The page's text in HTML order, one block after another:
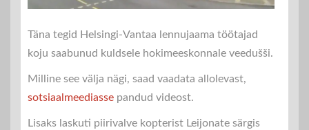
Täna tegid Helsingi-Vantaa lennujaama töötajad
koju saabunud kuldsele hokimeeskonnale veedušši.
Milline see välja nägi, saad vaadata allolevast,
sotsiaalmeediasse pandud videost.
Lisaks laskuti piirivalve kopterist Leijonate särgis